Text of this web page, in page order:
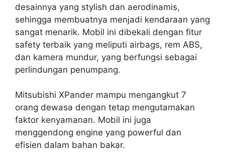
desainnya yang stylish dan aerodinamis,
sehingga membuatnya menjadi kendaraan yang
sangat menarik. Mobil ini dibekali dengan fitur
safety terbaik yang meliputi airbags, rem ABS,
dan kamera mundur, yang berfungsi sebagai
perlindungan penumpang.
Mitsubishi XPander mampu mengangkut 7
orang dewasa dengan tetap mengutamakan
faktor kenyamanan. Mobil ini juga
menggendong engine yang powerful dan
efisien dalam bahan bakar.